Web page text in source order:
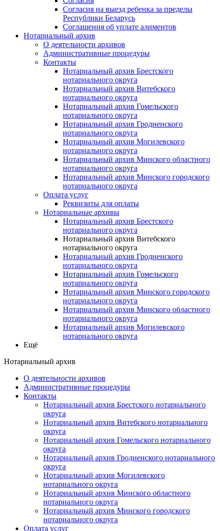
Согласия на выезд ребенка за пределы
Республики Беларусь
Соглашения об уплате алиментов
Нотариальный архив
О деятельности архивов
Административные процедуры
Контакты
Нотариальный архив Брестского
нотариального округа
Нотариальный архив Витебского
нотариального округа
Нотариальный архив Гомельского
нотариального округа
Нотариальный архив Гродненского
нотариального округа
Нотариальный архив Могилевского
нотариального округа
Нотариальный архив Минского областного
нотариального округа
Нотариальный архив Минского городского
нотариального округа
Оплата услуг
Реквизиты для оплаты
Нотариальные архивы
Нотариальный архив Брестского
нотариального округа
Нотариальный архив Витебского
нотариального округа
Нотариальный архив Гродненского
нотариального округа
Нотариальный архив Гомельского
нотариального округа
Нотариальный архив Минского городского
нотариального округа
Нотариальный архив Минского областного
нотариального округа
Нотариальный архив Могилевского
нотариального округа
Ещё
Нотариальный архив
О деятельности архивов
Административные процедуры
Контакты
Нотариальный архив Брестского нотариального
округа
Нотариальный архив Витебского нотариального
округа
Нотариальный архив Гомельского нотариального
округа
Нотариальный архив Гродненского нотариального
округа
Нотариальный архив Могилевского
нотариального округа
Нотариальный архив Минского областного
нотариального округа
Нотариальный архив Минского городского
нотариального округа
Оплата услуг